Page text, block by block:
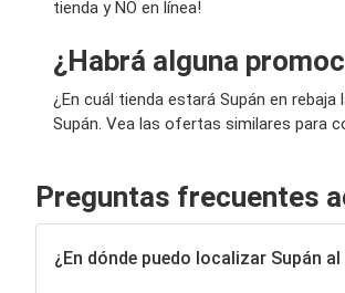
tienda y NO en línea!
¿Habrá alguna
¿En cuál tienda estará Supán en
Supán. Vea las ofertas similares para
Preguntas frecuentes
¿En dónde puedo localizar Supán